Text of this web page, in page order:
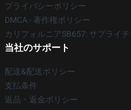
プライバシーポリシー
DMCA - 著作権ポリシー
カリフォルニアSB657: サプライ
当社のサポート
配送&配送ポリシー
支払条件
返品・返金ポリシー